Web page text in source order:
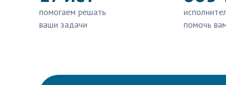
помогаем решать
ваши задачи
помочь